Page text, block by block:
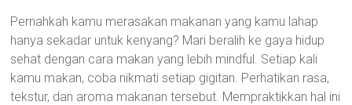
Pernahkah kamu merasakan makanan yang kamu lahap
hanya sekadar untuk kenyang? Mari beralih ke gaya hidup
sehat dengan cara makan yang lebih mindful. Setiap kali
kamu makan, coba nikmati setiap gigitan. Perhatikan rasa,
tekstur, dan aroma makanan tersebut. Mempraktikkan hal ini